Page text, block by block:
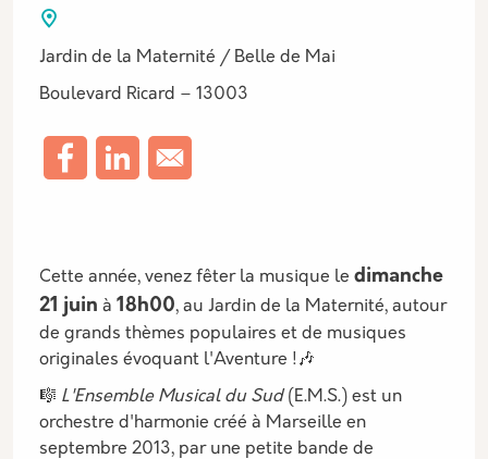
Jardin de la Maternité / Belle de Mai
Boulevard Ricard – 13003
Description
Cette année, venez fêter la musique le dimanche
21 juin à 18h00, au Jardin de la Maternité, autour
de grands thèmes populaires et de musiques
originales évoquant l'Aventure !🎶
🎼 L'Ensemble Musical du Sud(E.M.S.) est un
orchestre d'harmonie créé à Marseille en
septembre 2013, par une petite bande de